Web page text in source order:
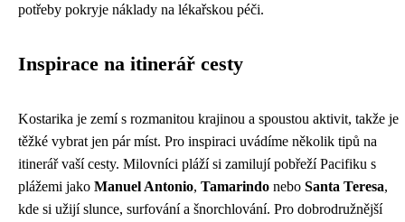
potřeby pokryje náklady na lékařskou péči.
Inspirace na itinerář cesty
Kostarika je zemí s rozmanitou krajinou a spoustou aktivit, takže je
těžké vybrat jen pár míst. Pro inspiraci uvádíme několik tipů na
itinerář vaší cesty. Milovníci pláží si zamilují pobřeží Pacifiku s
plážemi jako Manuel Antonio, Tamarindo nebo Santa Teresa,
kde si užijí slunce, surfování a šnorchlování. Pro dobrodružnější